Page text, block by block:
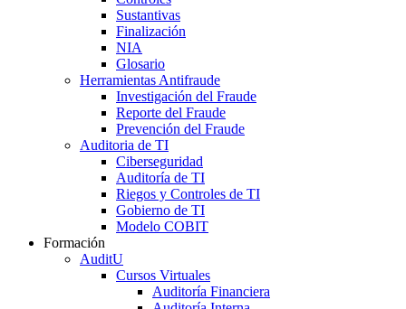
Sustantivas
Finalización
NIA
Glosario
Herramientas Antifraude
Investigación del Fraude
Reporte del Fraude
Prevención del Fraude
Auditoria de TI
Ciberseguridad
Auditoría de TI
Riegos y Controles de TI
Gobierno de TI
Modelo COBIT
Formación
AuditU
Cursos Virtuales
Auditoría Financiera